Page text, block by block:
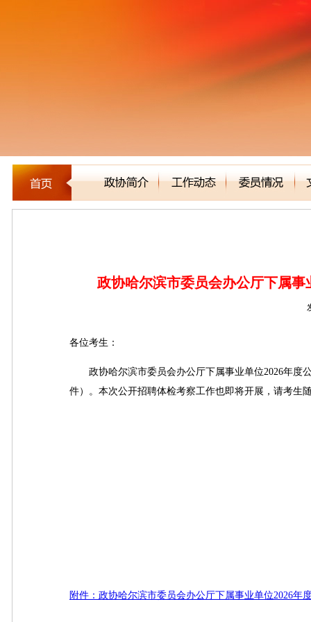
政协哈尔滨市委员会办公厅下属
各位考生：
政协哈尔滨市委员会办公厅下属事业单位2026年度
件）。本次公开招聘体检考察工作也即将开展，请考生
附件：政协哈尔滨市委员会办公厅下属事业单位2026年